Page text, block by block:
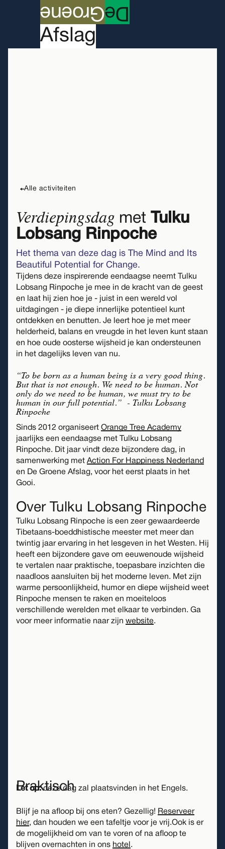
G
roene D
e
Afslag
Alle activiteiten
Verdiepingsdag met
Tulku
Lobsang Rinpoche
Het thema van deze dag is The Mind and Its
Beautiful Potential for Change.
Tijdens deze inspirerende eendaagse neemt Tulku
Lobsang Rinpoche je mee in de kracht van de geest
en laat hij zien hoe je - juist in een wereld vol
uitdagingen - je diepe innerlijke potentieel kunt
ontdekken en benutten. Je leert hoe je met meer
helderheid, balans en vreugde in het leven kunt staan
en hoe oude oosterse wijsheid je kan ondersteunen
in het dagelijks leven van nu.
“To be born as a human being is a very good thing.
But that is not enough. We need to be human. Not
only do we need to be human, we must try to be
human in our full potential.” - Tulku Lobsang
Rinpoche
Sinds 2012 organiseert Orange Tree Academy
jaarlijks een eendaagse met Tulku Lobsang
Rinpoche. Dit jaar vindt deze bijzondere dag, in
samenwerking met Action For Happiness Nederland
en De Groene Afslag, voor het eerst plaats in het
Gooi.
Over Tulku Lobsang Rinpoche
Tulku Lobsang Rinpoche is een zeer gewaardeerde
Tibetaans-boeddhistische meester met meer dan
twintig jaar ervaring in het lesgeven in het Westen. Hij
heeft een bijzondere gave om eeuwenoude wijsheid
te vertalen naar praktische, toepasbare inzichten die
naadloos aansluiten bij het moderne leven. Met zijn
warme persoonlijkheid, humor en diepe wijsheid weet
Rinpoche mensen te raken en moeiteloos
verschillende werelden met elkaar te verbinden. Ga
voor meer informatie naar zijn website.
Praktisch
Let op:deze dag zal plaatsvinden in het Engels.
Blijf je na afloop bij ons eten? Gezellig! Reserveer
hier, dan houden we een tafeltje voor je vrij.Ook is er
de mogelijkheid om van te voren of na afloop te
blijven overnachten in ons hotel .